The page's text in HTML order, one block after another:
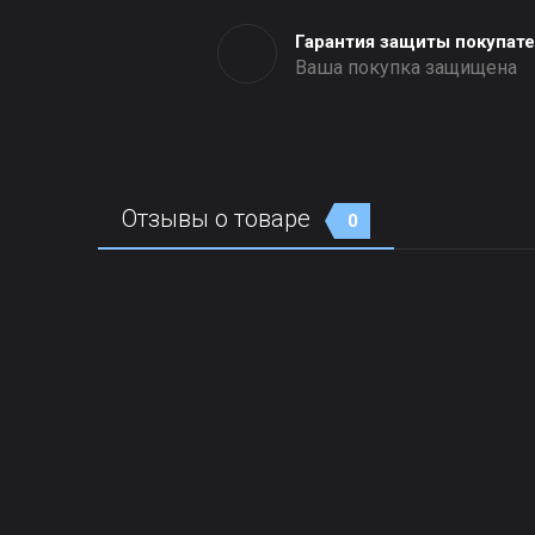
Гарантия защиты
Ваша покупка защищена
Отзывы о товаре 0